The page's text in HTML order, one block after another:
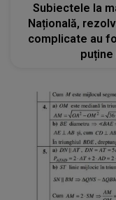
Subiectele la
Națională,
complicate au
puține